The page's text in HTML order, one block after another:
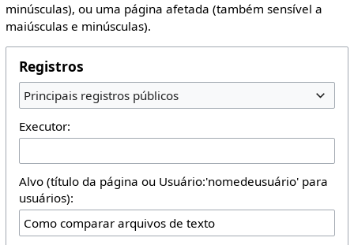
minúsculas), ou uma página afetada (também sensível a
maiúsculas e minúsculas).
Registros
Principais registros públicos
Executor:
Alvo (título da página ou Usuário:'nomedeusuário' para
usuários):